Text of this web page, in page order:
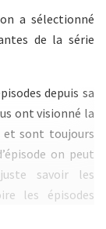
a sélectionné
de la série
depuis sa
ont visionné la
et sont toujours
on peut
savoir les
les épisodes